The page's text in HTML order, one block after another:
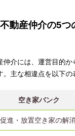
動産仲介の5つ
仲介には、運営目的
主な相違点を以下の
空き家バンク
進・放置空き家の解消